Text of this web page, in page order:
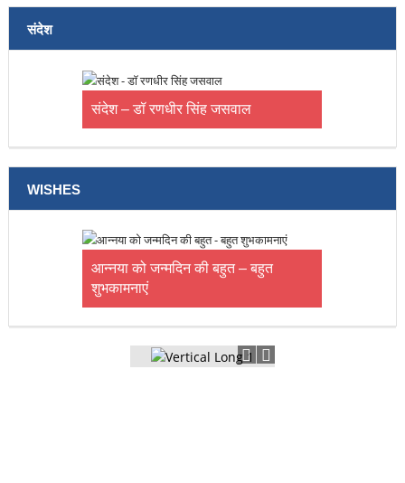
संदेश
संदेश – डॉ रणधीर सिंह जसवाल
WISHES
आन्नया को जन्मदिन की बहुत – बहुत
शुभकामनाएं